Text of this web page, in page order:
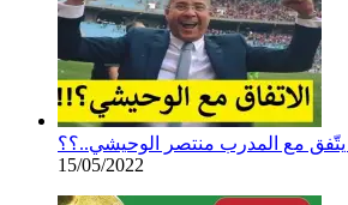
مع المدرب منتصر الوحيشي..؟؟
15/05/2022